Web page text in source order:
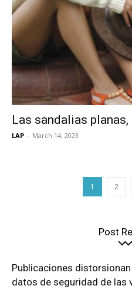
Las sandalias
LAP - March 14, 2023
1 2
Post
Publicaciones
datos de seguridad de las